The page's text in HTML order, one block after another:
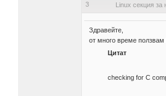
3 Linux секция за
Здравейте,
от много време ползвам
Цитат
checking for C